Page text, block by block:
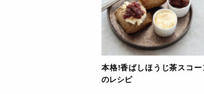
本格!香ばしほうじ茶スコー
のレシピ